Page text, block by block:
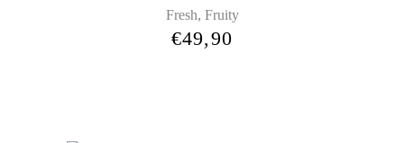
Fresh, Fruity
€49,90